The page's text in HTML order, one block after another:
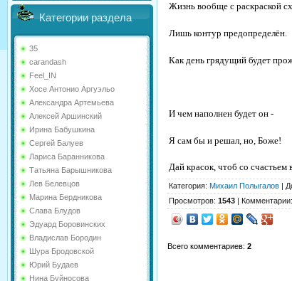
Категории раздела
35
carandash
Feel_IN
Хосе Антонио Аргуэльо
Александра Артемьева
Алексей Аршинский
Ирина Бабушкина
Сергей Балуев
Лариса Баранникова
Татьяна Барышникова
Лев Белевцов
Марина Бердникова
Слава Блудов
Эдуард Боровинских
Владислав Бородин
Шура Бродовской
Юрий Будаев
Нина Буйносова
Жизнь вообще с раскраской
Лишь контур предопределён.
Как день грядущий будет
И чем наполнен будет он -
Я сам бы и решал, но, Боже!
Дай красок, чтоб со счастьем
Категория: Михаил Полыгалов |
Просмотров: 1543 | Комментарии:
Всего комментариев: 2